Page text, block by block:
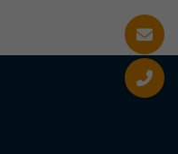
anzeigen
anzeigen